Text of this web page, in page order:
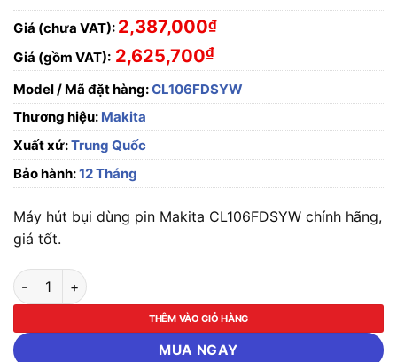
Giá (chưa VAT): 2,387,000₫
Giá (gồm VAT): 2,625,700₫
Model / Mã đặt hàng:CL106FDSYW
Thương hiệu: Makita
Xuất xứ:Trung Quốc
Bảo hành:12 Tháng
Máy hút bụi dùng pin Makita CL106FDSYW chính hãng,
giá tốt.
Máy hút bụi dùng pin Makita CL106FDSYW số lượng
THÊM VÀO GIỎ HÀNG
MUA NGAY